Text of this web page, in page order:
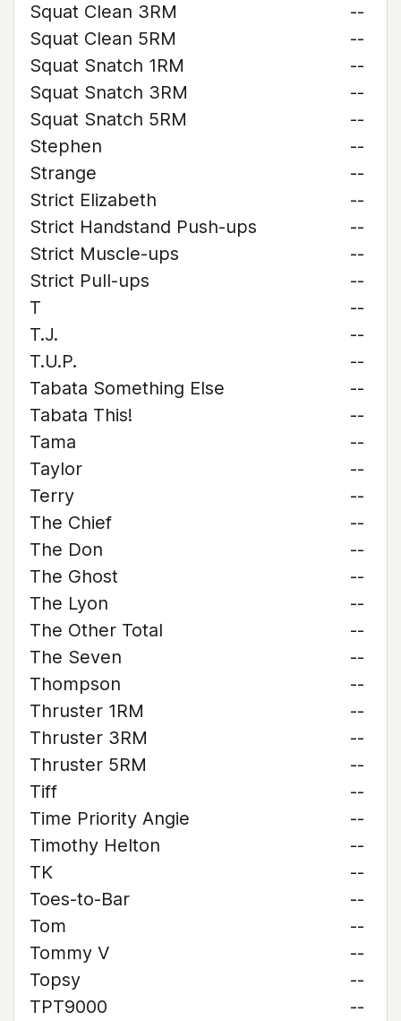
Squat Clean 3RM
--
Squat Clean 5RM
--
Squat Snatch 1RM
--
Squat Snatch 3RM
--
Squat Snatch 5RM
--
Stephen
--
Strange
--
Strict Elizabeth
--
Strict Handstand Push-ups
--
Strict Muscle-ups
--
Strict Pull-ups
--
T
--
T.J.
--
T.U.P.
--
Tabata Something Else
--
Tabata This!
--
Tama
--
Taylor
--
Terry
--
The Chief
--
The Don
--
The Ghost
--
The Lyon
--
The Other Total
--
The Seven
--
Thompson
--
Thruster 1RM
--
Thruster 3RM
--
Thruster 5RM
--
Tiff
--
Time Priority Angie
--
Timothy Helton
--
TK
--
Toes-to-Bar
--
Tom
--
Tommy V
--
Topsy
--
TPT9000
--